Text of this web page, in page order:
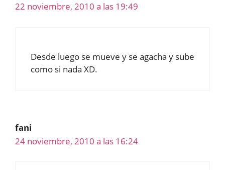
22 noviembre, 2010 a las 19:49
Desde luego se mueve y se agacha y sube
como si nada XD.
fani
24 noviembre, 2010 a las 16:24